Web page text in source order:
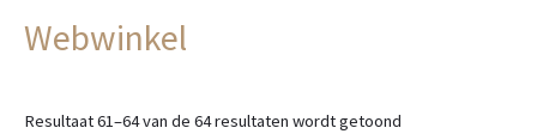
Webwinkel
Resultaat 61–64 van de 64 resultaten wordt getoond